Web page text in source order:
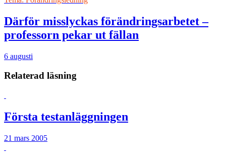
Därför misslyckas förändringsarbetet –
professorn pekar ut fällan
6 augusti
Relaterad läsning
Första testanläggningen
21 mars 2005